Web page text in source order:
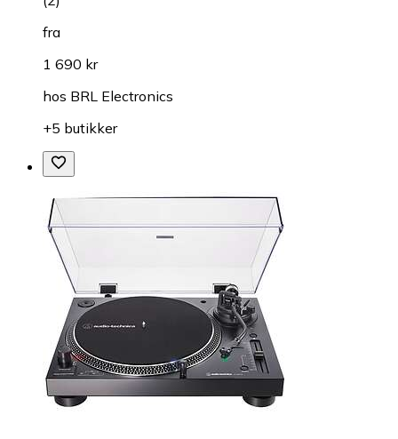
fra
1 690 kr
hos BRL Electronics
+5 butikker